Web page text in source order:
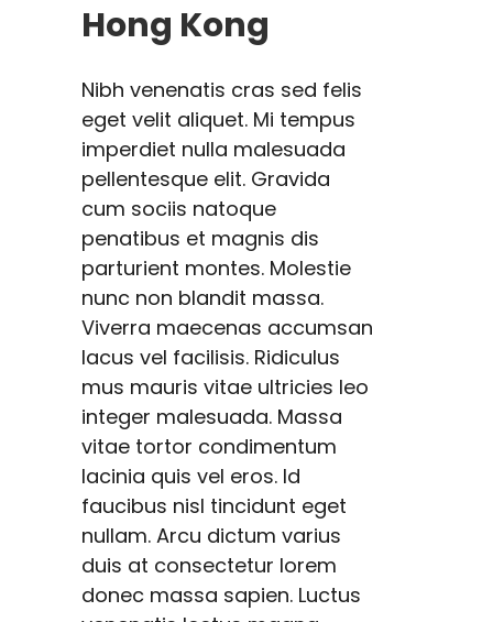
Hong Kong
Nibh venenatis cras sed felis
eget velit aliquet. Mi tempus
imperdiet nulla malesuada
pellentesque elit. Gravida
cum sociis natoque
penatibus et magnis dis
parturient montes. Molestie
nunc non blandit massa.
Viverra maecenas accumsan
lacus vel facilisis. Ridiculus
mus mauris vitae ultricies leo
integer malesuada. Massa
vitae tortor condimentum
lacinia quis vel eros. Id
faucibus nisl tincidunt eget
nullam. Arcu dictum varius
duis at consectetur lorem
donec massa sapien. Luctus